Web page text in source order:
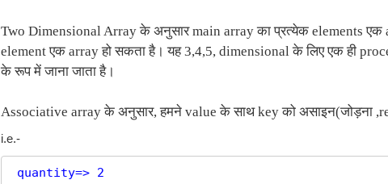
Two Dimensional Array के अनुसार main array का प्रत्येक elements एक
element एक array हो सकता है। यह 3,4,5, dimensional के लिए एक ही
के रूप में जाना जाता है।
Associative array के अनुसार, हमने value के साथ key को असाइन(जोड़ना
i.e.-
quantity=> 2